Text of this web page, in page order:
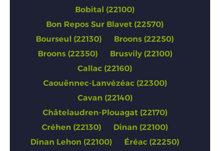
Bobital (22100)
Bon Repos Sur Blavet (22570)
Bourseul (22130)
Broons (22250)
Broons (22350)
Brusvily (22100)
Callac (22160)
Caouënnec-Lanvézéac (22300)
Cavan (22140)
Châtelaudren-Plouagat (22170)
Créhen (22130)
Dinan (22100)
Dinan Lehon (22100)
Éréac (22250)